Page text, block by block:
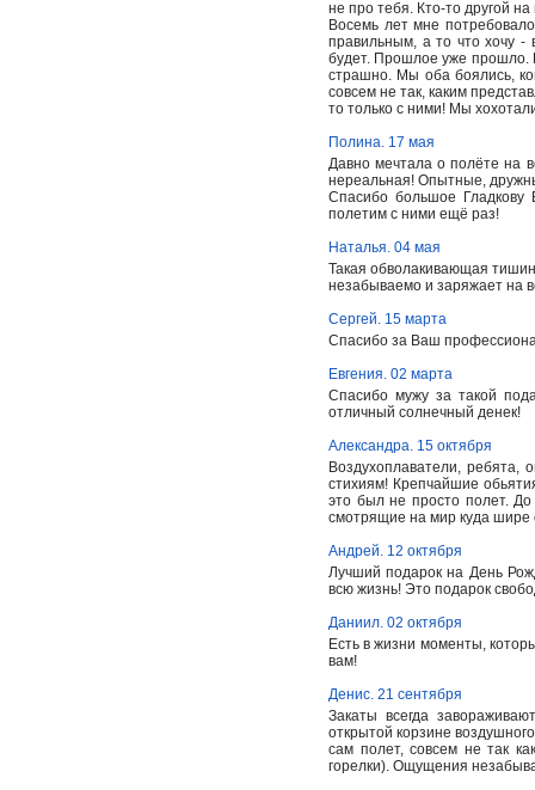
не про тебя. Кто-то другой
Восемь лет мне
правильным, а то что хочу
будет. Прошлое уже прошло.
страшно. Мы оба боялись,
совсем не так, каким
то только с ними! Мы
Полина. 17 мая
Давно мечтала о полёте на
нереальная! Опытные,
Спасибо большое Гладкову
полетим с ними ещё раз!
Наталья. 04 мая
Такая обволакивающая
незабываемо и заряжает на
Сергей. 15 марта
Спасибо за Ваш
Евгения. 02 марта
Спасибо мужу за такой
отличный солнечный денек!
Александра. 15 октября
Воздухоплаватели, ребята,
стихиям! Крепчайшие
это был не просто полет.
смотрящие на мир куда шире
Андрей. 12 октября
Лучший подарок на День
всю жизнь! Это подарок
Даниил. 02 октября
Есть в жизни моменты,
вам!
Денис. 21 сентября
Закаты всегда
открытой корзине
сам полет, совсем не так
горелки). Ощущения